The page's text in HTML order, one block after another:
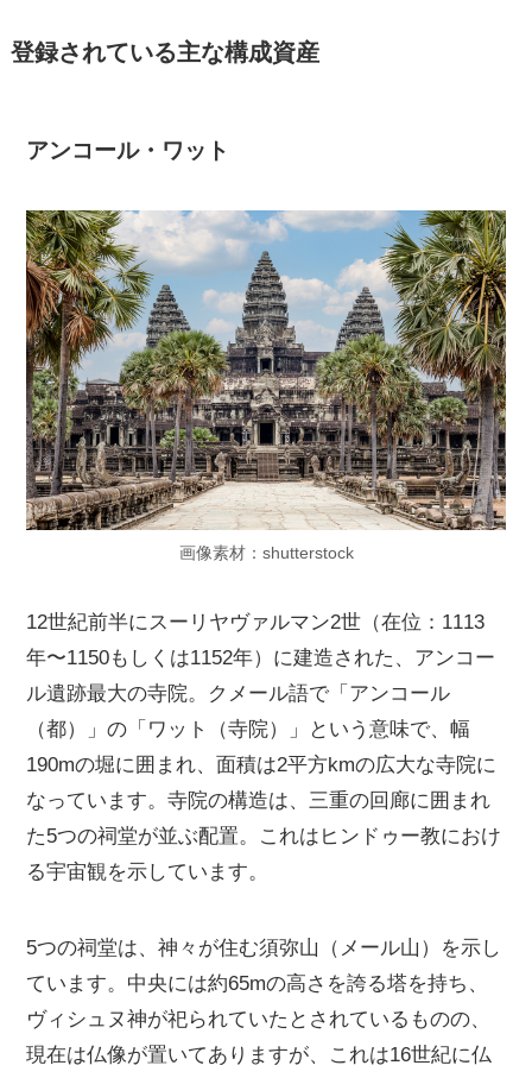
登録されている主な構成資産
アンコール・ワット
画像素材：shutterstock
12世紀前半にスーリヤヴァルマン2世（在位：1113
年〜1150もしくは1152年）に建造された、アンコー
ル遺跡最大の寺院。クメール語で「アンコール
（都）」の「ワット（寺院）」という意味で、幅
190mの堀に囲まれ、面積は2平方kmの広大な寺院に
なっています。寺院の構造は、三重の回廊に囲まれ
た5つの祠堂が並ぶ配置。これはヒンドゥー教におけ
る宇宙観を示しています。
5つの祠堂は、神々が住む須弥山（メール山）を示し
ています。中央には約65mの高さを誇る塔を持ち、
ヴィシュヌ神が祀られていたとされているものの、
現在は仏像が置いてありますが、これは16世紀に仏